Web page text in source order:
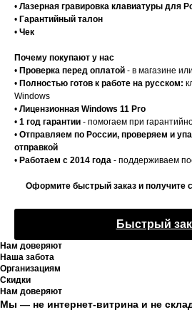
• Лазерная гравировка клавиатуры для
• Гарантийный талон
• Чек
Почему покупают у нас
• Проверка перед оплатой - в магазине
• Полностью готов к работе на русском:
Windows
• Лицензионная Windows 11 Pro
• 1 год гарантии - помогаем при
• Отправляем по России, проверяем и
отправкой
• Работаем с 2014 года - поддерживаем
Оформите быстрый заказ и получите
Быстрый
Нам доверяют
Наша забота
Организациям
Скидки
Нам доверяют
Мы — не интернет-витрина и не